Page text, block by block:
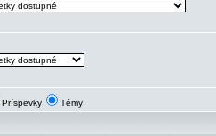
Príspevky Témy